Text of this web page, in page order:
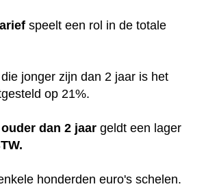
speelt een rol in de totale
jonger zijn dan 2 jaar is het
op 21%.
ouder dan 2 jaar geldt een lager
honderden euro's schelen.